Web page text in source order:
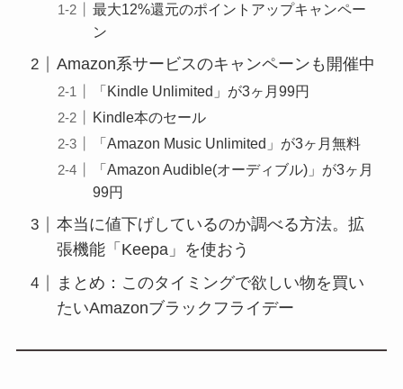
最大12%還元のポイントアップキャンペー
ン
Amazon系サービスのキャンペーンも開催中
「Kindle Unlimited」が3ヶ月99円
Kindle本のセール
「Amazon Music Unlimited」が3ヶ月無料
「Amazon Audible(オーディブル)」が3ヶ月
99円
本当に値下げしているのか調べる方法。拡
張機能「Keepa」を使おう
まとめ：このタイミングで欲しい物を買い
たいAmazonブラックフライデー